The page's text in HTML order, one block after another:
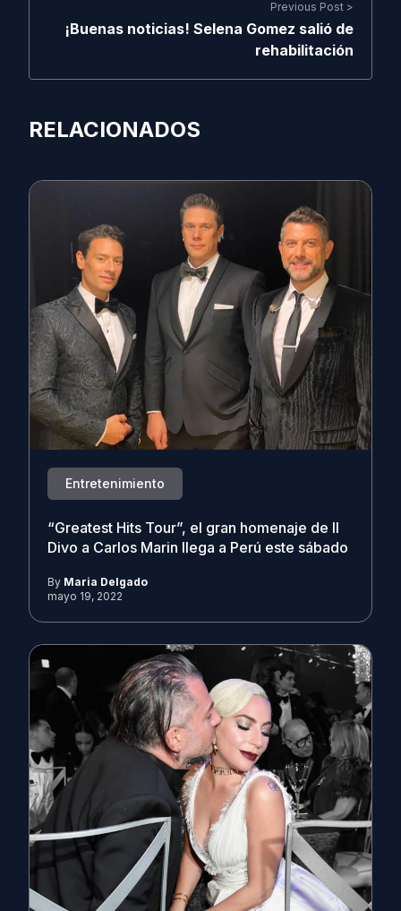
Previous Post >
¡Buenas noticias! Selena Gomez salió de
rehabilitación
RELACIONADOS
Entretenimiento
“Greatest Hits Tour”, el gran homenaje de Il
Divo a Carlos Marin llega a Perú este sábado
By Maria Delgado
mayo 19, 2022